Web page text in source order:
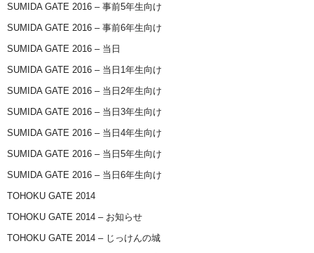
SUMIDA GATE 2016 – 事前5年生向け
SUMIDA GATE 2016 – 事前6年生向け
SUMIDA GATE 2016 – 当日
SUMIDA GATE 2016 – 当日1年生向け
SUMIDA GATE 2016 – 当日2年生向け
SUMIDA GATE 2016 – 当日3年生向け
SUMIDA GATE 2016 – 当日4年生向け
SUMIDA GATE 2016 – 当日5年生向け
SUMIDA GATE 2016 – 当日6年生向け
TOHOKU GATE 2014
TOHOKU GATE 2014 – お知らせ
TOHOKU GATE 2014 – じっけんの城